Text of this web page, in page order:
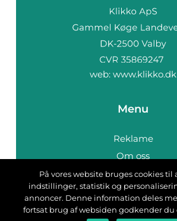
web: www.klikko.dk
Menu
Reklame
Om oss
Cookies
Kontakt Oss
Sitemap
På vores website bruges cookies til
indstillinger, statistik og
annoncer. Denne information deles
fortsat brug af websiden godkender